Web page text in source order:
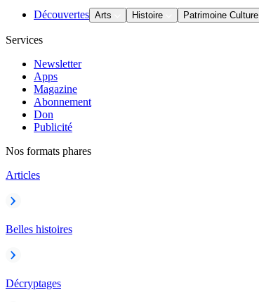
Découvertes Arts Histoire Patrimoine Culture
Services
Newsletter
Apps
Magazine
Abonnement
Don
Publicité
Nos formats phares
Articles
Belles histoires
Décryptages